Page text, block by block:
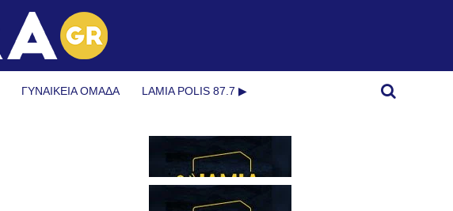
ΓΥΝΑΙΚΕΊΑ ΟΜΆΔΑ LAMIA POLIS 87.7 ▶︎